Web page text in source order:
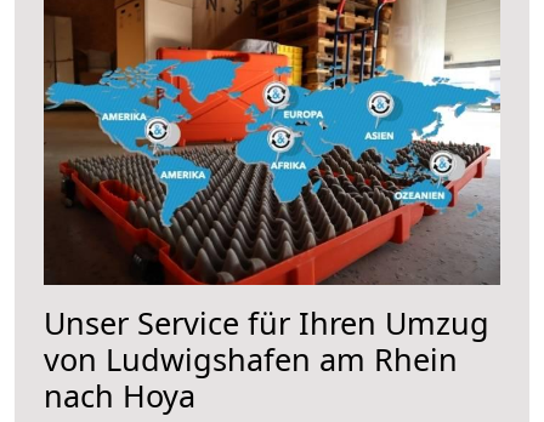
Unser Service für Ihren Umzug
von Ludwigshafen am Rhein
nach Hoya